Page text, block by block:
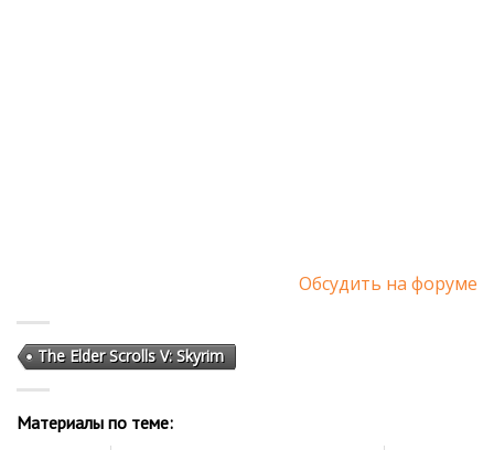
Обсудить на форуме
The Elder Scrolls V: Skyrim
Материалы по теме: